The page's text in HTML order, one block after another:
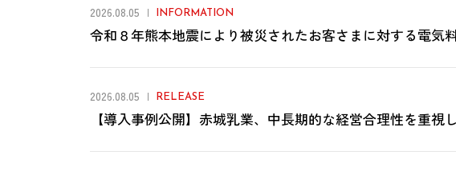
2026.08.05 INFORMATION
令和８年熊本地震により被災されたお客さまに対する電気
2026.08.05 RELEASE
【導入事例公開】赤城乳業、中長期的な経営合理性を重視